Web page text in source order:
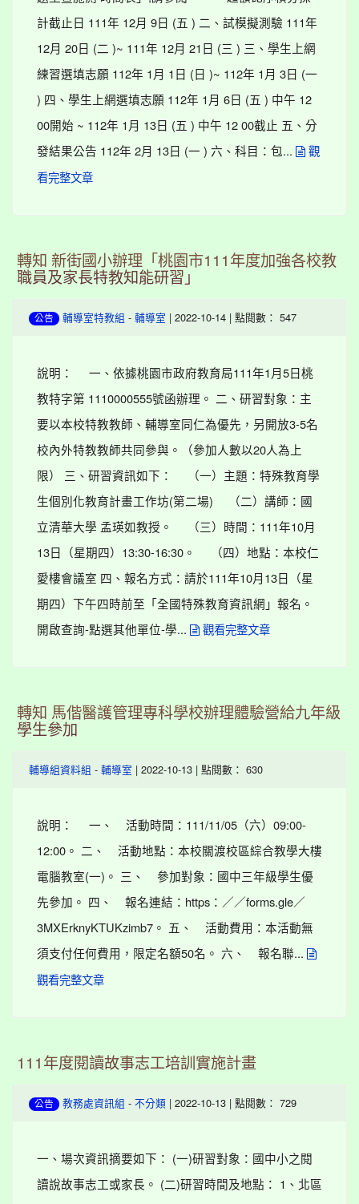
計截止日 111年 12月 9日 (五 ) 二、試模擬測驗 111年
12月 20日 (二 )~ 111年 12月 21日 (三 ) 三、學生上網
練習選填志願 112年 1月 1日 (日 )~ 112年 1月 3日 (一
) 四、學生上網選填志願 112年 1月 6日 (五 ) 中午 12
00開始 ~ 112年 1月 13日 (五 ) 中午 12 00截止 五、分
發結果公告 112年 2月 13日 (一 ) 六、科目：包...
觀
看完整文章
轉知 新街國小辦理「桃園市111年度加強各校教
職員及家長特教知能研習」
公告 輔導室特教組 - 輔導室 | 2022-10-14 | 點閱數： 547
說明： 一、依據桃園市政府教育局111年1月5日桃
教特字第 1110000555號函辦理。 二、研習對象：主
要以本校特教教師、輔導室同仁為優先，另開放3-5名
校內外特教教師共同參與。（參加人數以20人為上
限） 三、研習資訊如下： （一）主題：特殊教育學
生個別化教育計畫工作坊(第二場) （二）講師：國
立清華大學 孟瑛如教授。 （三）時間：111年10月
13日（星期四）13:30-16:30。 （四）地點：本校仁
愛樓會議室 四、報名方式：請於111年10月13日（星
期四）下午四時前至「全國特殊教育資訊網」報名。
開啟查詢-點選其他單位-學...
觀看完整文章
轉知 馬偕醫護管理專科學校辦理體驗營給九年級
學生參加
輔導組資料組 - 輔導室 | 2022-10-13 | 點閱數： 630
說明： 一、 活動時間：111/11/05（六）09:00-
12:00。 二、 活動地點：本校關渡校區綜合教學大樓
電腦教室(一)。 三、 參加對象：國中三年級學生優
先參加。 四、 報名連結：https：／／forms.gle／
3MXErknyKTUKzimb7。 五、 活動費用：本活動無
須支付任何費用，限定名額50名。 六、 報名聯...
觀看完整文章
111年度閱讀故事志工培訓實施計畫
公告 教務處資訊組 - 不分類 | 2022-10-13 | 點閱數： 729
一、場次資訊摘要如下： (一)研習對象：國中小之閱
讀說故事志工或家長。 (二)研習時間及地點： 1、北區